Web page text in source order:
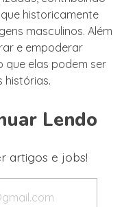
historicamente
masculinos. Além
e empoderar
que elas podem ser
histórias.
Lendo
artigos e jobs!